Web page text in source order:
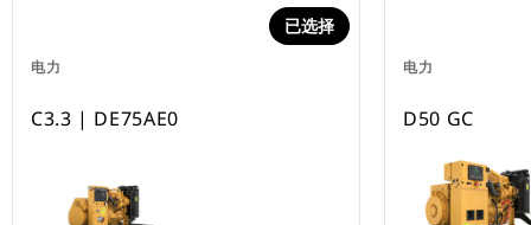
电力
已选择
C3.3 | DE75AE0
电力
D50 GC